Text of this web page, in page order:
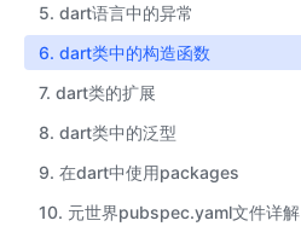
5. dart语言中的异常
6. dart类中的构造函数
7. dart类的扩展
8. dart类中的泛型
9. 在dart中使用packages
10. 元世界pubspec.yaml文件详解